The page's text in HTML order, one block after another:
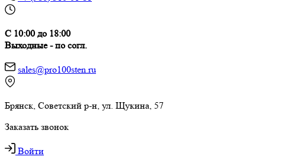
С 10:00 до 18:00
Выходные - по согл.
sales@pro100sten.ru
Брянск, Советский р-н, ул. Щукина, 57
Заказать звонок
Войти